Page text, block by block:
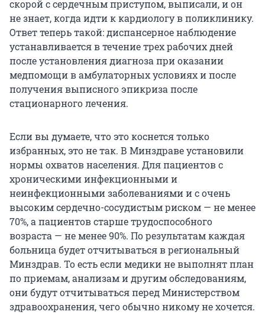
скорой с сердечным приступом, выписали, и он
не знает, когда идти к кардиологу в поликлинику.
Ответ теперь такой: диспансерное наблюдение
устанавливается в течение трех рабочих дней
после установления диагноза при оказании
медпомощи в амбулаторных условиях и после
получения выписного эпикриза после
стационарного лечения.
Если вы думаете, что это коснется только
избранных, это не так. В Минздраве установили
нормы охватов населения. Для пациентов с
хроническими инфекционными и
неинфекционными заболеваниями и с очень
высоким сердечно-сосудистым риском — не менее
70%, а пациентов старше трудоспособного
возраста — не менее 90%. По результатам каждая
больница будет отчитываться в региональный
Минздрав. То есть если медики не выполнят план
по приемам, анализам и другим обследованиям,
они будут отчитываться перед Министерством
здравоохранения, чего обычно никому не хочется.